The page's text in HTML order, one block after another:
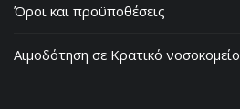
Όροι και προϋποθέσεις
Αιμοδότηση σε Κρατικό νοσοκομείο